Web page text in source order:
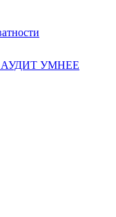
УМНЕЕ